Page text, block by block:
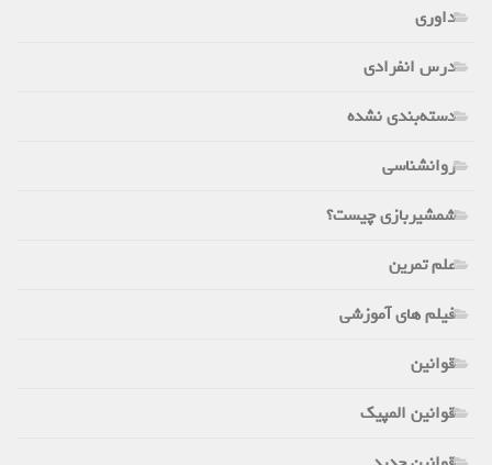
داوری
درس انفرادی
دسته‌بندی نشده
روانشناسی
شمشیربازی چیست؟
علم تمرین
فیلم های آموزشی
قوانین
قوانین المپیک